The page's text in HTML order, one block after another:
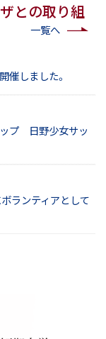
との取り組
一覧へ
催しました。
ップ 日野少女サッ
ランティアとして